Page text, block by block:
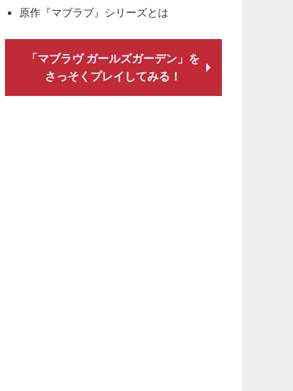
原作『マブラブ』シリーズとは
「マブラヴ ガールズガーデン」を
さっそくプレイしてみる！